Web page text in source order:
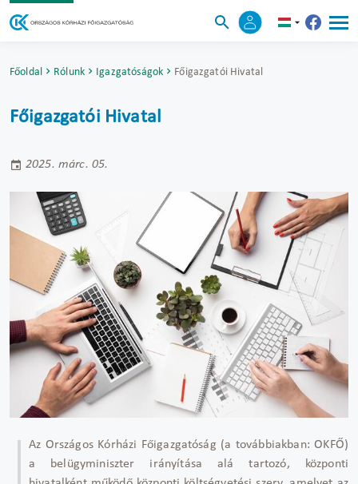
Főoldal Rólunk Igazgatóságok Főigazgatói Hivatal
Főigazgatói Hivatal
2025. márc. 05.
Az Országos Kórházi Főigazgatóság (a továbbiakban: OKFŐ)
a belügyminiszter irányítása alá tartozó, központi